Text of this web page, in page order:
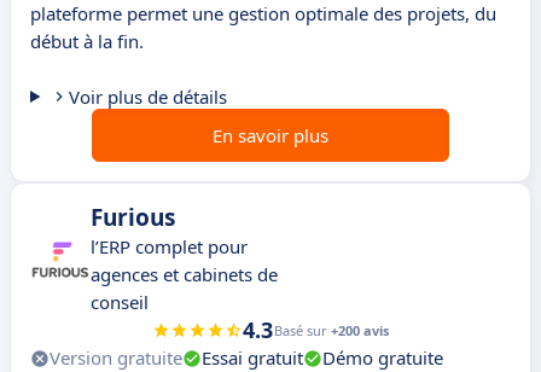
plateforme permet une gestion optimale des projets, du
début à la fin.
Voir plus de détails
En savoir plus
Furious
l’ERP complet pour
agences et cabinets de
conseil
4.3Basé sur +200 avis
Version gratuite Essai gratuit
Démo gratuite